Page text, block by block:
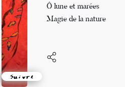
Suivre
Ô lune et marées
Magie de la nature